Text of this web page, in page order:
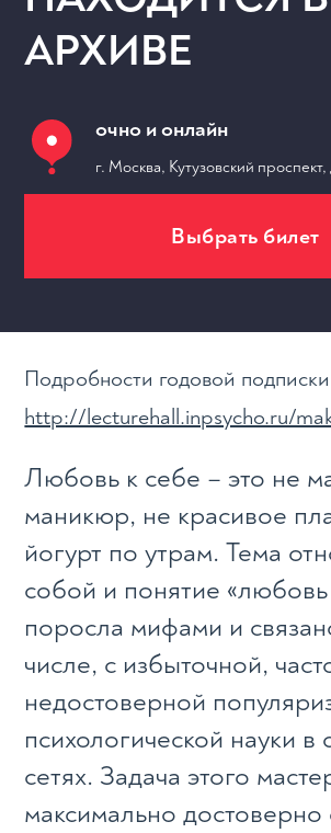
АРХИВЕ
очно и онлайн
г. Москва, Кутузовский
Выбрать билет
Подробности годовой
http://lecturehall.inpsycho.ru/
Любовь к себе – это не
маникюр, не красивое
йогурт по утрам. Тема
собой и понятие «любовь
поросла мифами и
числе, с избыточной,
недостоверной
психологической науки в
сетях. Задача этого
максимально достоверно